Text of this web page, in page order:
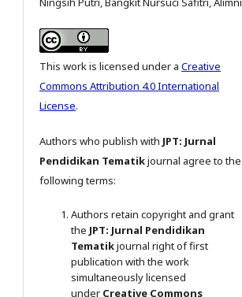
This work is licensed under a Creative
Commons Attribution 4.0 International
License.
Authors who publish with JPT: Jurnal
Pendidikan Tematikjournal agree to the
following terms:
Authors retain copyright and grant
the JPT: Jurnal Pendidikan
Tematikjournal right of first
publication with the work
simultaneously licensed
under Creative Commons